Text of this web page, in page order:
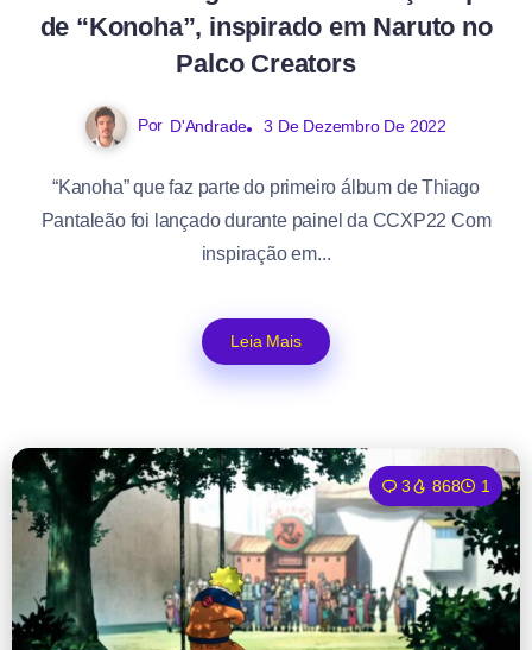
de “Konoha”, inspirado em Naruto no
Palco Creators
Por D'Andrade 3 De Dezembro De 2022
“Kanoha” que faz parte do primeiro álbum de Thiago
Pantaleão foi lançado durante painel da CCXP22 Com
inspiração em...
Leia Mais
3 868 1